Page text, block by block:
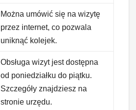
Można umówić się na wizytę
przez internet, co pozwala
uniknąć kolejek.
Obsługa wizyt jest dostępna
od poniedziałku do piątku.
Szczegóły znajdziesz na
stronie urzędu.